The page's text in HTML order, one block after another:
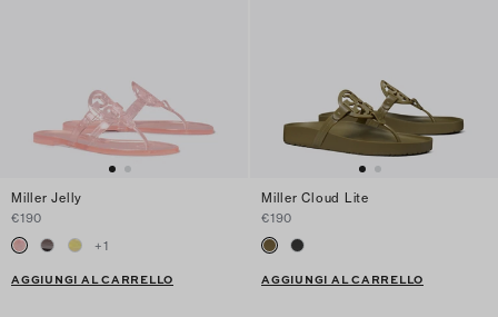
Miller Jelly
€190
+1
AGGIUNGI AL CARRELLO
Miller Cloud Lite
€190
AGGIUNGI AL CARRELLO